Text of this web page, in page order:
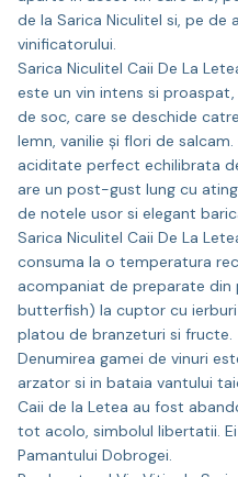
de la Sarica Niculitel si, pe de
vinificatorului.
Sarica Niculitel Caii De La
este un vin intens si
de soc, care se deschide
lemn, vanilie şi flori de
aciditate perfect echilibrata
are un post-gust lung cu
de notele usor si elegant
Sarica Niculitel Caii De La
consuma la o temperatura
acompaniat de preparate din
butterfish) la cuptor cu
platou de branzeturi si fructe.
Denumirea gamei de vinuri
arzator si in bataia vantului
Caii de la Letea au fost
tot acolo, simbolul libertatii.
Pamantului Dobrogei.